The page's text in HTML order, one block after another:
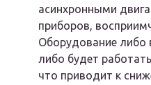
асинхронными
приборов,
Оборудование либо
либо будет
что приводит к